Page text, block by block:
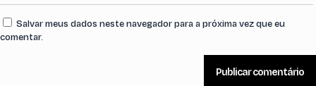
Salvar meus dados neste navegador para a próxima vez que eu
comentar.